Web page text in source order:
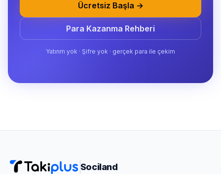
Ücretsiz Başla →
Para Kazanma Rehberi
Yatırım yok · Şifre yok · gerçek para ile çekim
Sociland